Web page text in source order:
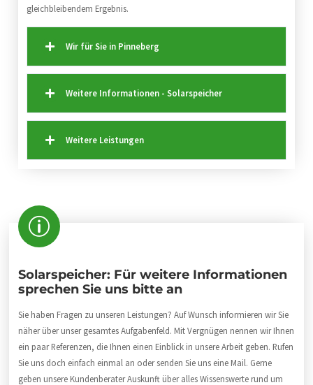
gleichbleibendem Ergebnis.
Wir für Sie in Pinneberg
Weitere Informationen - Solarspeicher
Weitere Leistungen
Solarspeicher: Für weitere Informationen
sprechen Sie uns bitte an
Sie haben Fragen zu unseren Leistungen? Auf Wunsch informieren wir Sie
näher über unser gesamtes Aufgabenfeld. Mit Vergnügen nennen wir Ihnen
ein paar Referenzen, die Ihnen einen Einblick in unsere Arbeit geben. Rufen
Sie uns doch einfach einmal an oder senden Sie uns eine Mail. Gerne
geben unsere Kundenberater Auskunft über alles Wissenswerte rund um